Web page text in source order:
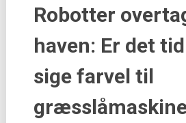
Robotter
haven: Er det
sige farvel til